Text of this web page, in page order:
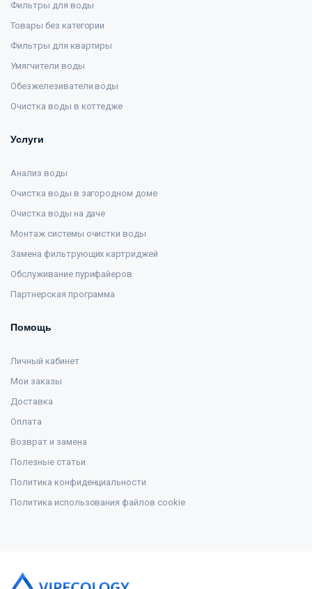
Фильтры для воды
Товары без категории
Фильтры для квартиры
Умягчители воды
Обезжелезиватели воды
Очистка воды в коттедже
Услуги
Анализ воды
Очистка воды в загородном доме
Очистка воды на даче
Монтаж системы очистки воды
Замена фильтрующих картриджей
Обслуживание пурифайеров
Партнерская программа
Помощь
Личный кабинет
Мои заказы
Доставка
Оплата
Возврат и замена
Полезные статьи
Политика конфиденциальности
Политика использования файлов cookie